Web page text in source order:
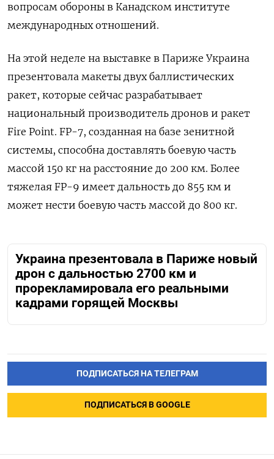
вопросам обороны в Канадском институте
международных отношений.
На этой неделе на выставке в Париже Украина
презентовала макеты двух баллистических
ракет, которые сейчас разрабатывает
национальный производитель дронов и ракет
Fire Point. FP-7, созданная на базе зенитной
системы, способна доставлять боевую часть
массой 150 кг на расстояние до 200 км. Более
тяжелая FP-9 имеет дальность до 855 км и
может нести боевую часть массой до 800 кг.
Украина презентовала в Париже новый
дрон с дальностью 2700 км и
прорекламировала его реальными
кадрами горящей Москвы
ПОДПИСАТЬСЯ НА ТЕЛЕГРАМ
ПОДПИСАТЬСЯ В GOOGLE